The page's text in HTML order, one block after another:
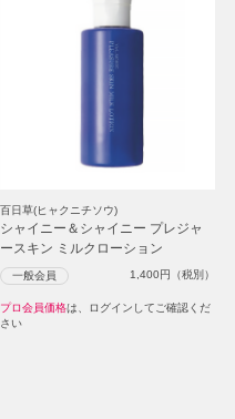
百日草(ヒャクニチソウ)
シャイニー＆シャイニー プレジャ
ースキン ミルクローション
一般会員 1,400円（税別）
プロ会員価格は、ログインしてご確認くだ
さい